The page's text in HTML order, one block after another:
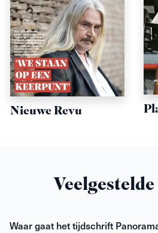
Nieuwe Revu
Waar gaat het tijdschrift